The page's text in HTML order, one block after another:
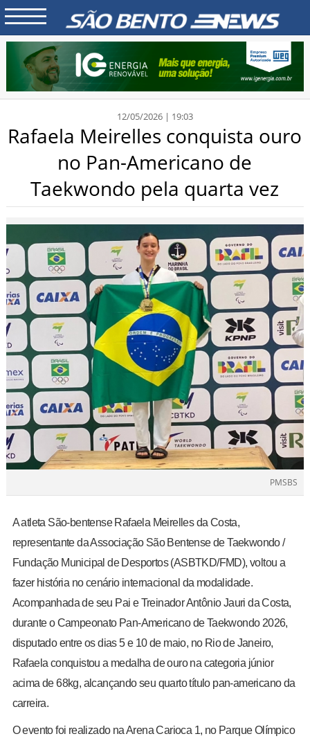
12/05/2026 | 19:03
Rafaela Meirelles conquista ouro
no Pan-Americano de
Taekwondo pela quarta vez
PMSBS
A atleta São-bentense Rafaela Meirelles da Costa,
representante da Associação São Bentense de Taekwondo /
Fundação Municipal de Desportos (ASBTKD/FMD), voltou a
fazer história no cenário internacional da modalidade.
Acompanhada de seu Pai e Treinador Antônio Jauri da Costa,
durante o Campeonato Pan-Americano de Taekwondo 2026,
disputado entre os dias 5 e 10 de maio, no Rio de Janeiro,
Rafaela conquistou a medalha de ouro na categoria júnior
acima de 68kg, alcançando seu quarto título pan-americano da
carreira.
O evento foi realizado na Arena Carioca 1, no Parque Olímpico